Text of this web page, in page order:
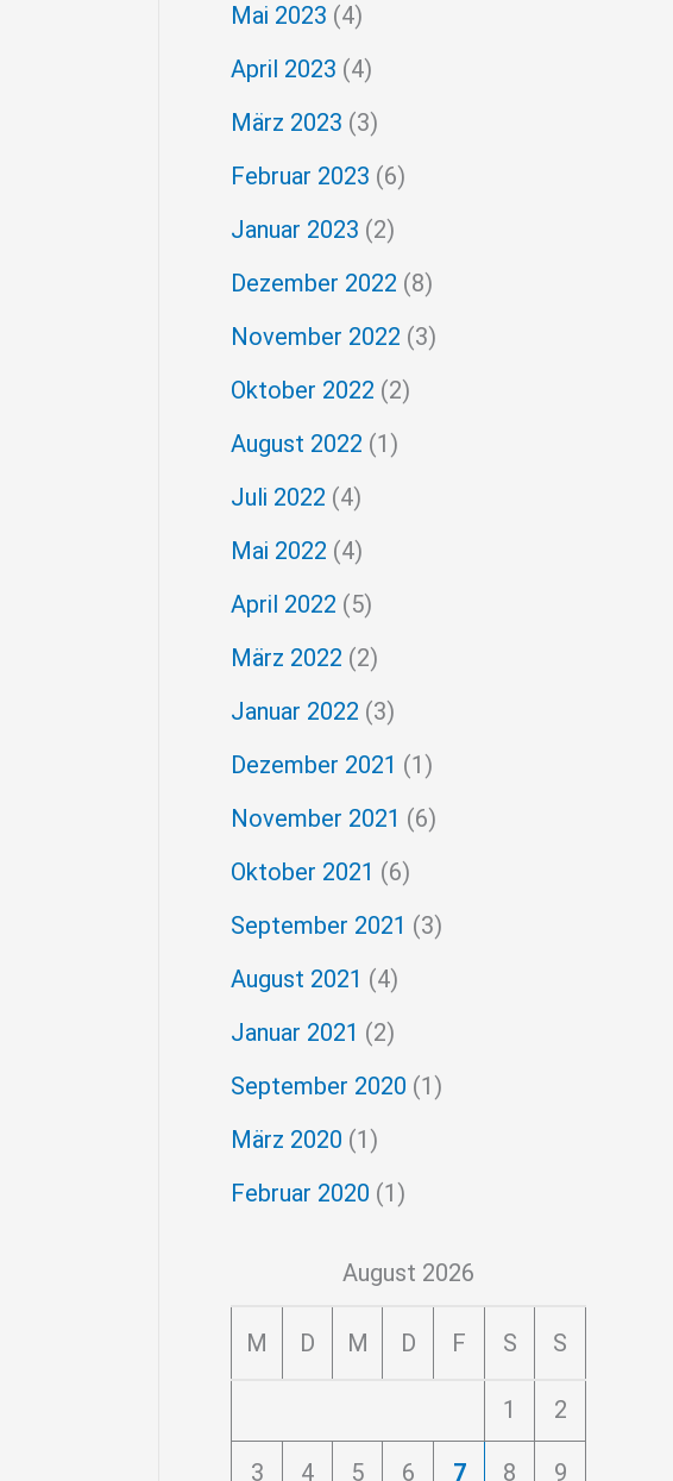
Mai 2023 (4)
April 2023 (4)
März 2023 (3)
Februar 2023 (6)
Januar 2023 (2)
Dezember 2022 (8)
November 2022 (3)
Oktober 2022 (2)
August 2022 (1)
Juli 2022 (4)
Mai 2022 (4)
April 2022 (5)
März 2022 (2)
Januar 2022 (3)
Dezember 2021 (1)
November 2021 (6)
Oktober 2021 (6)
September 2021 (3)
August 2021 (4)
Januar 2021 (2)
September 2020 (1)
März 2020 (1)
Februar 2020 (1)
August 2026
M D M D F S S
1 2
3 4 5 6 7 8 9